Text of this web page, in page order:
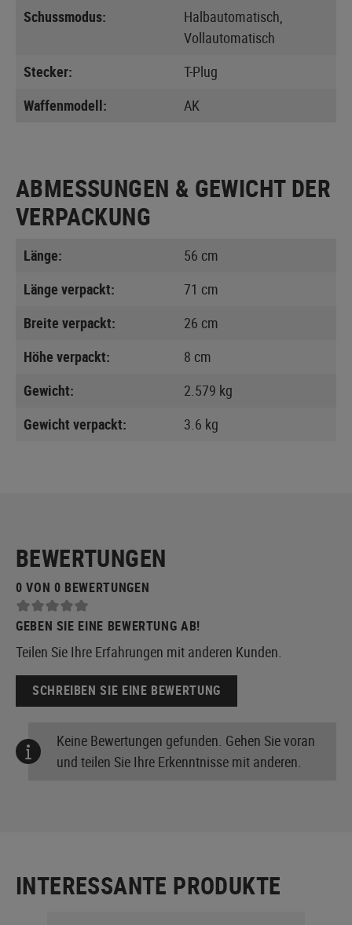
Schussmodus:
Halbautomatisch,
Vollautomatisch
Stecker:
T-Plug
Waffenmodell:
AK
ABMESSUNGEN & GEWICHT DER
VERPACKUNG
Länge:
56 cm
Länge verpackt:
71 cm
Breite verpackt:
26 cm
Höhe verpackt:
8 cm
Gewicht:
2.579 kg
Gewicht verpackt:
3.6 kg
BEWERTUNGEN
0 VON 0 BEWERTUNGEN
GEBEN SIE EINE BEWERTUNG AB!
Teilen Sie Ihre Erfahrungen mit anderen Kunden.
SCHREIBEN SIE EINE BEWERTUNG
Keine Bewertungen gefunden. Gehen Sie voran
und teilen Sie Ihre Erkenntnisse mit anderen.
INTERESSANTE PRODUKTE